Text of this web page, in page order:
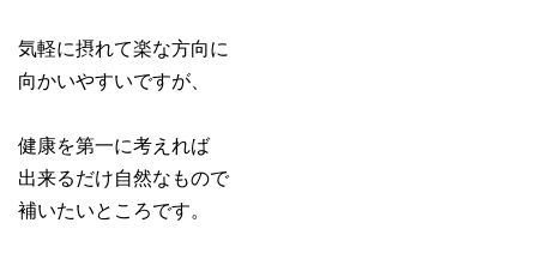
気軽に摂れて楽な方向に
向かいやすいですが、
健康を第一に考えれば
出来るだけ自然なもので
補いたいところです。